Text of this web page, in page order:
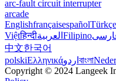
arc-fault circuit interrupter
arcade
EnglishfrançaisespañolTürkçe
Việtहिन्दीالعربية Filipino
中文한국어
polskiΕλληνικάاردو বাংলা
Copyright © 2024 Langeek